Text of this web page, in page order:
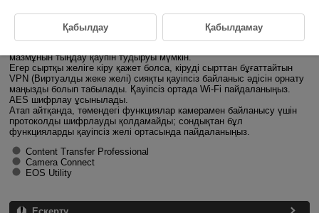
желіден кіру қажет болмаса, кіруді физикалық және/немесе
виртуалды түрде бұғаттаңыз, сонда тек белгілі құрылғылар желіге
кіре алады. Сонымен қатар,
(сымсыз LAN) желісіне
мазмұнын тыңдау қаупін тудыруы мүмкін.
Егер сыртқы желіге кіру қажет болса, кіруді сырттан бұғаттайтын
VPN (Виртуалды жеке желі) сияқты қауіпсіз байланыс әдісін орнату
маңызды болып табылады. Қауіпсіз ортада Wi-Fi пайдаланыңыз.
AES шифрлау ұсынылады.
Атап айтқанда, төмендегі функциялар камерамен байланысу үшін
протоколды шифрлауды қолдамайды; сондықтан бұл
функцияларды қауіпсіз желі ортасында пайдаланыңыз.
Content Transfer Professional
Camera Connect
EOS Utility
Қабылдау Қабылдамау